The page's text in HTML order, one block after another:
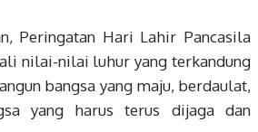
Peringatan Hari Lahir Pancasila
nilai-nilai luhur yang terkandung
bangsa yang maju, berdaulat,
yang harus terus dijaga dan